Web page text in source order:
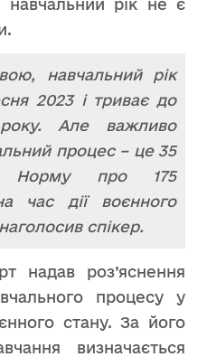
навчальний рік не є
навчальний рік
2023 і триває до
Але важливо
процес – це 35
Норму про 175
час дії воєнного
спікер.
надав роз’яснення
процесу у
стану. За його
визначається